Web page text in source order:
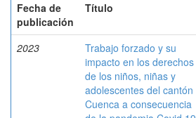
Fecha de
publicación
Título
2023
Trabajo forzado y su
impacto en los derechos
de los niños, niñas y
adolescentes del cantón
Cuenca a consecuencia